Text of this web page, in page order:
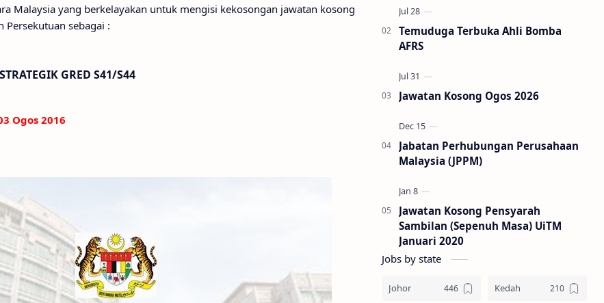
Malaysia yang berkelayakan untuk mengisi kekosongan jawatan kosong
sebagai :
GRED S41/S44
Ogos 2016
Temuduga Terbuka Ahli Bomba
AFRS
Jawatan Kosong Ogos 2026
Jabatan Perhubungan Perusahaan
Malaysia (JPPM)
Jawatan Kosong Pensyarah
Sambilan (Sepenuh Masa) UiTM
Januari 2020
Jobs by state
Johor Kedah